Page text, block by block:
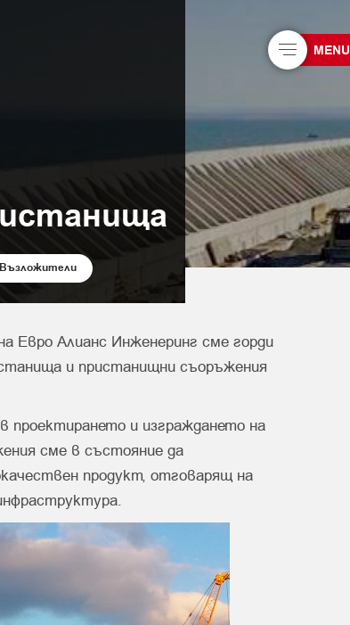
MENU
Възложители
Евро Алианс Инженеринг сме горди
и пристанищни съоръжения
проектирането и изграждането на
сме в състояние да
продукт, отговарящ на